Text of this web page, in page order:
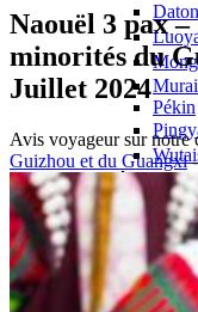
Pékin
Côte Est
Naouël 3 pax
minorités du
Juillet 2024
Avis voyageur sur
Guizhou et du Guangxi